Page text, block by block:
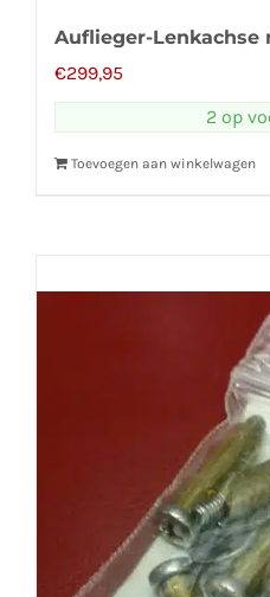
Auflieger-
€299,95
2 op
Toevoegen aan winkelwagen